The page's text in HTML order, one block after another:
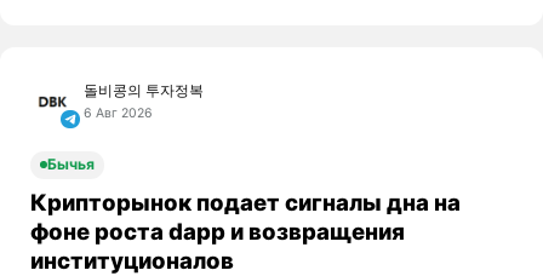
돌비콩의 투자정복
6 Авг 2026
Бычья
Крипторынок подает сигналы дна на
фоне роста dapp и возвращения
институционалов